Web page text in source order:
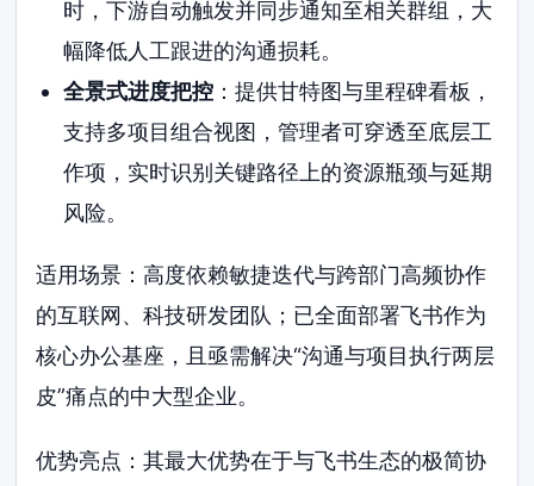
时，下游自动触发并同步通知至相关群组，大
幅降低人工跟进的沟通损耗。
全景式进度把控：提供甘特图与里程碑看板，
支持多项目组合视图，管理者可穿透至底层工
作项，实时识别关键路径上的资源瓶颈与延期
风险。
适用场景：高度依赖敏捷迭代与跨部门高频协作
的互联网、科技研发团队；已全面部署飞书作为
核心办公基座，且亟需解决“沟通与项目执行两层
皮”痛点的中大型企业。
优势亮点：其最大优势在于与飞书生态的极简协